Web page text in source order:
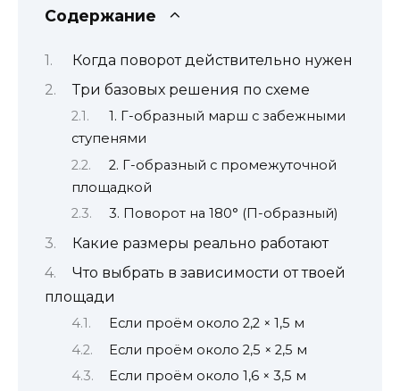
Содержание
Когда поворот действительно нужен
Три базовых решения по схеме
1. Г-образный марш с забежными
ступенями
2. Г-образный с промежуточной
площадкой
3. Поворот на 180° (П-образный)
Какие размеры реально работают
Что выбрать в зависимости от твоей
площади
Если проём около 2,2 × 1,5 м
Если проём около 2,5 × 2,5 м
Если проём около 1,6 × 3,5 м